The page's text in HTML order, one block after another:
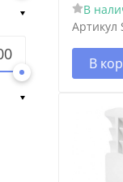
В
Артикул
В